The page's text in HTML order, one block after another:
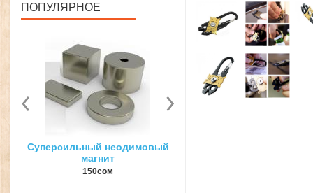
ПОПУЛЯРНОЕ
3D ручка для объемного
рисования
1350сом 1190сом